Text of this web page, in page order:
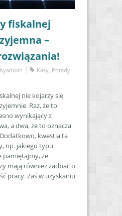
fiskalnej
–
byadmin Kasy, Porady
nie kojarzy się
Raz, że to
wynikający z
a dwa, że to oznacza
kwestia ta
np. jakiego typu
pamiętajmy, że
mają również zadbać o
pracy. Zaś w uzyskaniu